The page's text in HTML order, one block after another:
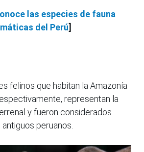
las especies de fauna
del Perú]
felinos que habitan la Amazonía
representan la
y fueron considerados
peruanos.